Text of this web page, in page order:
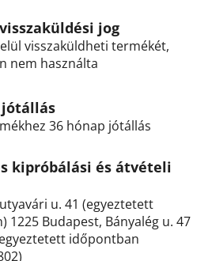
s
t
a
i
á
n
í
t
á
s
e
l
jog
visszaküldheti termékét,
nem használta
jótállás
36 hónap jótállás
kipróbálási és átvételi
u. 41 (egyeztetett
1225 Budapest, Bányalég u. 47
időpontban